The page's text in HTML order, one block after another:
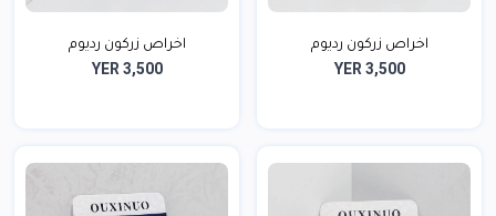
اخراص زركون رديوم
YER 3,500
اخراص زركون رديوم
YER 3,500